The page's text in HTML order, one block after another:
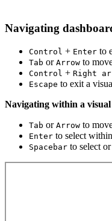
Navigating
Control + Enter to
Tab or Arrow to
Control + Right
Escape to exit a
Navigating within a
Tab or Arrow to
Enter to select
Spacebar to select